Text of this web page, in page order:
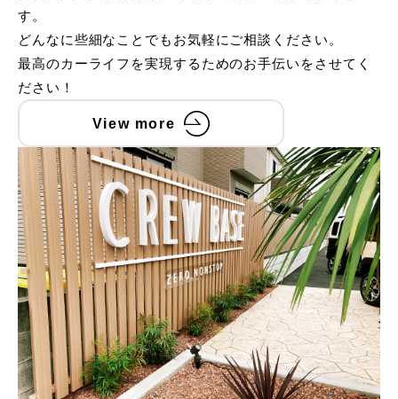
す。
どんなに些細なことでもお気軽にご相談ください。
最高のカーライフを実現するためのお手伝いをさせてく
ださい！
View more